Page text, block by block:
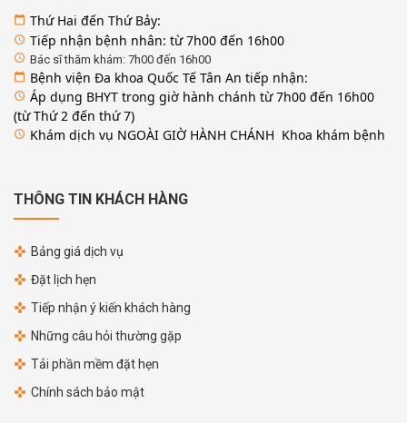
calendar_today Thứ Hai đến Thứ Bảy:
access_time Tiếp nhận bệnh nhân: từ 7h00 đến 16h00
access_time Bác sĩ thăm khám: 7h00 đến 16h00
calendar_today Bệnh viện Đa khoa Quốc Tế Tân An tiếp nhận:
access_time Áp dụng BHYT trong giờ hành chánh từ 7h00 đến 16h00
(từ Thứ 2 đến thứ 7)
access_time Khám dịch vụ NGOÀI GIỜ HÀNH CHÁNH Khoa khám bệnh
THÔNG TIN KHÁCH HÀNG
Bảng giá dịch vụ
Đặt lịch hẹn
Tiếp nhận ý kiến khách hàng
Những câu hỏi thường gặp
Tải phần mềm đặt hẹn
Chính sách bảo mật